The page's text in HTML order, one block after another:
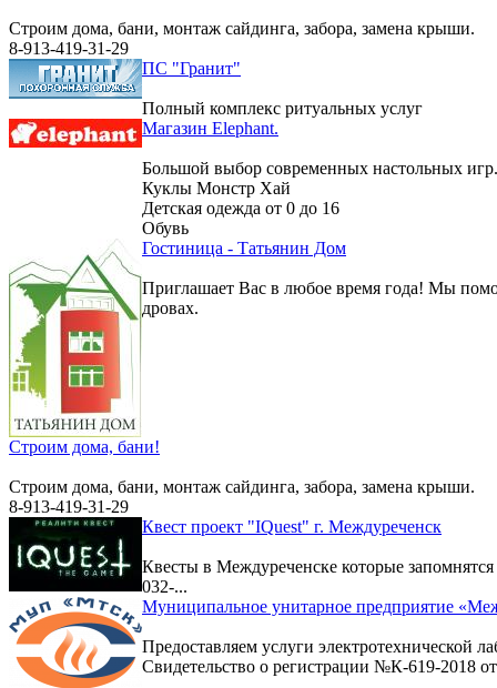
Строим дома, бани, монтаж сайдинга, забора, замена крыши.
8-913-419-31-29
ПС "Гранит"
Полный комплекс ритуальных услуг
Магазин Elephant.
Большой выбор современных настольных игр.
Куклы Монстр Хай
Детская одежда от 0 до 16
Обувь
Гостиница - Татьянин Дом
Приглашает Вас в любое время года! Мы
дровах.
Строим дома, бани!
Строим дома, бани, монтаж сайдинга, забора, замена крыши.
8-913-419-31-29
Квест проект "IQuest" г. Междуреченск
Квесты в Междуреченске которые
032-...
Муниципальное унитарное предприятие
Предоставляем услуги электротехнической
Свидетельство о регистрации №К-619-2018 от